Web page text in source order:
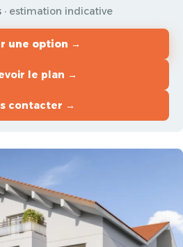
· estimation indicative
une option →
le plan →
contacter →